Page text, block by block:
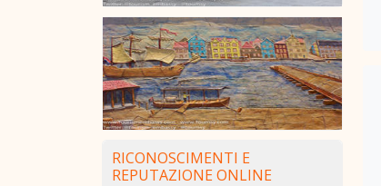
RICONOSCIMENTI E
REPUTAZIONE ONLINE